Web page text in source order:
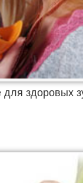
для здоровых